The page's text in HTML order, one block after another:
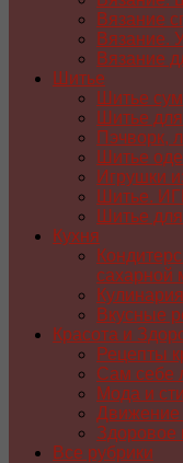
Вязание
Вязание.
Вязание
Шитье
Шитье
Шитье
Пэчворк,
Шитье
Игрушки
Шитье.
Шитье
Кухня
сахарной
Вкусные
Красота и
Рецепты
Сам себе
Мода и
Движение
Здоровое
Все рубрики